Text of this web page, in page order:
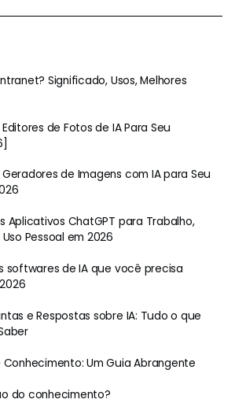
Significado, Usos, Melhores
de Fotos de IA Para Seu
de Imagens com IA para Seu
Aplicativos ChatGPT para Trabalho,
Pessoal em 2026
softwares de IA que você precisa
e Respostas sobre IA: Tudo o que
Conhecimento: Um Guia Abrangente
do conhecimento?